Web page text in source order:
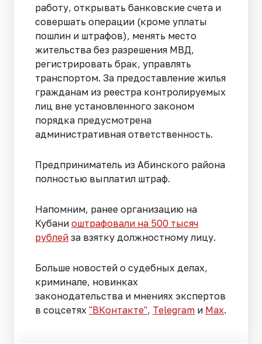
работу, открывать банковские счета и
совершать операции (кроме уплаты
пошлин и штрафов), менять место
жительства без разрешения МВД,
регистрировать брак, управлять
транспортом. За предоставление жилья
гражданам из реестра контролируемых
лиц вне установленного законом
порядка предусмотрена
административная ответственность.
Предприниматель из Абинского района
полностью выплатил штраф.
Напомним, ранее организацию на
Кубани оштрафовали на 500 тысяч
рублей за взятку должностному лицу.
Больше новостей о судебных делах,
криминале, новинках
законодательства и мнениях экспертов
в соцсетях "ВКонтакте", Telegram и Max.